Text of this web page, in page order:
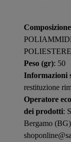
Peso (gr): 50
Informazioni
restituzione
Operatore
dei prodotti:
Bergamo